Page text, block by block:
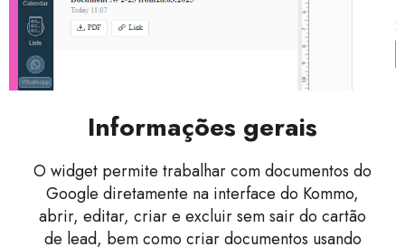
Informações gerais
O widget permite trabalhar com documentos do
Google diretamente na interface do Kommo,
abrir, editar, criar e excluir sem sair do cartão
de lead, bem como criar documentos usando